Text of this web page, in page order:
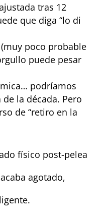
tras 12
que diga “lo di
poco probable
puede pesar
podríamos
la década. Pero
de “retiro en la
físico post-pelea
agotado,